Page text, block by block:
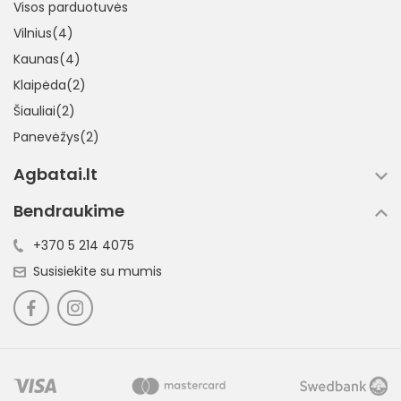
Visos parduotuvės
Vilnius(4)
Kaunas(4)
Klaipėda(2)
Šiauliai(2)
Panevėžys(2)
Agbatai.lt
Bendraukime
+370 5 214 4075
Susisiekite su mumis